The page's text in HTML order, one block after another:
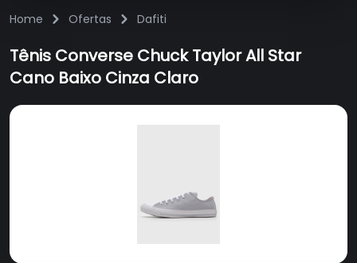
Home Ofertas Dafiti
Tênis Converse Chuck Taylor All Star
Cano Baixo Cinza Claro